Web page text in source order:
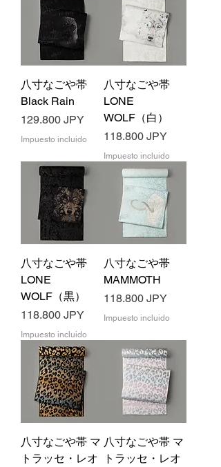
八寸なごや帯
Black Rain
Precio
129.800 JPY
Impuesto incluido
八寸なごや帯
LONE
WOLF（白）
Precio
118.800 JPY
Impuesto incluido
八寸なごや帯
LONE
WOLF（黒）
Precio
118.800 JPY
Impuesto incluido
八寸なごや帯
MAMMOTH
Precio
118.800 JPY
Impuesto incluido
八寸なごや帯 マ
トラッセ・レオ
八寸なごや帯 マ
トラッセ・レオ